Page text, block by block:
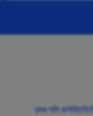
उच्च गति कनेक्टिविटी